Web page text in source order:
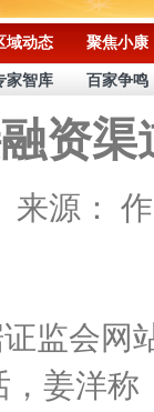
域动态 聚焦小康
家智库 百家争鸣
资
来源：
会网
姜洋